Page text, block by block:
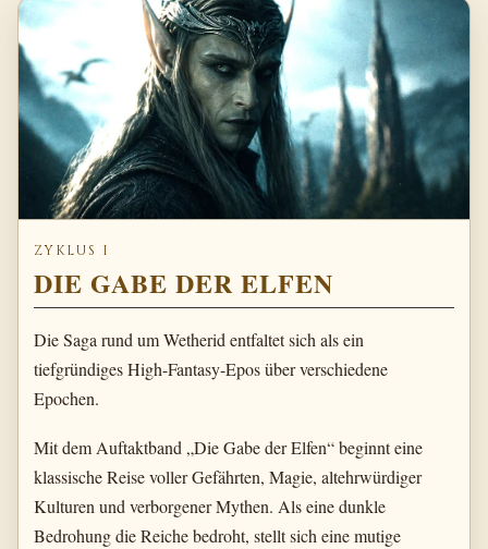
ZYKLUS I
DIE GABE DER ELFEN
Die Saga rund um Wetherid entfaltet sich als ein
tiefgründiges High-Fantasy-Epos über verschiedene
Epochen.
Mit dem Auftaktband „Die Gabe der Elfen“ beginnt eine
klassische Reise voller Gefährten, Magie, altehrwürdiger
Kulturen und verborgener Mythen. Als eine dunkle
Bedrohung die Reiche bedroht, stellt sich eine mutige